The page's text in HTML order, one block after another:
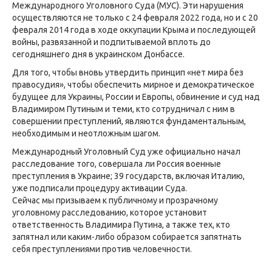
Международного Уголовного Суда (МУС). Эти нарушения
осуществляются не только с 24 февраля 2022 года, но и с 20
февраля 2014 года в ходе оккупации Крыма и последующей
войны, развязанной и подпитываемой вплоть до
сегодняшнего дня в украинском Донбассе.
Для того, чтобы вновь утвердить принцип «нет мира без
правосудия», чтобы обеспечить мирное и демократическое
будущее для Украины, России и Европы, обвинение и суд над
Владимиром Путиным и теми, кто сотрудничал с ним в
совершении преступлений, являются фундаментальным,
необходимым и неотложным шагом.
Международный Уголовный Суд уже официально начал
расследование того, совершала ли Россия военные
преступления в Украине; 39 государств, включая Италию,
уже подписали процедуру активации Суда.
Сейчас мы призываем к публичному и прозрачному
уголовному расследованию, которое установит
ответственность Владимира Путина, а также тех, кто
запятнал или каким-либо образом собирается запятнать
себя преступлениями против человечности.